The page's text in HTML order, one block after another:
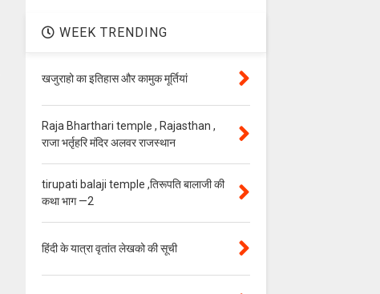
WEEK TRENDING
खजुराहो का इतिहास और कामुक मूर्तियां
Raja Bharthari temple , Rajasthan ,
राजा भर्तृहरि मंदिर अलवर राजस्थान
tirupati balaji temple ,तिरूपति बालाजी की
कथा भाग —2
हिंदी के यात्रा वृतांत लेखको की सूची